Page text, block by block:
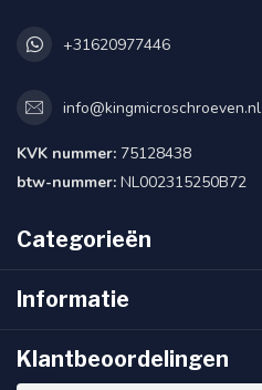
+31620977446
info@kingmicroschroeven.nl
KVK nummer: 75128438
btw-nummer: NL002315250B72
Categorieën
Informatie
Klantbeoordelingen